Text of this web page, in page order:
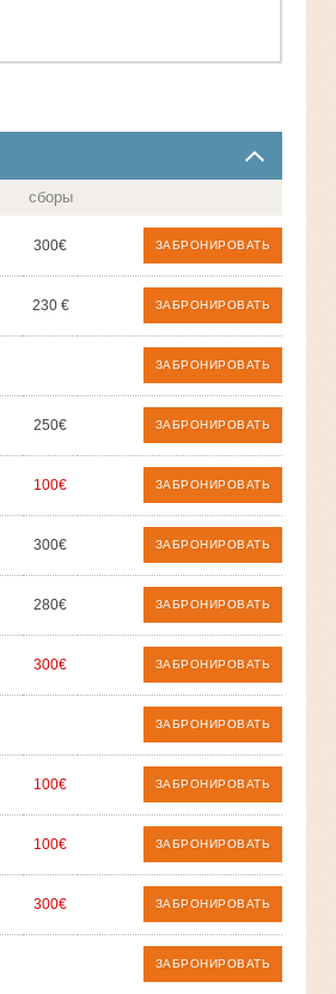
сборы
300€ ЗАБРОНИРОВАТЬ
230 € ЗАБРОНИРОВАТЬ
ЗАБРОНИРОВАТЬ
250€ ЗАБРОНИРОВАТЬ
100€ ЗАБРОНИРОВАТЬ
300€ ЗАБРОНИРОВАТЬ
280€ ЗАБРОНИРОВАТЬ
300€ ЗАБРОНИРОВАТЬ
ЗАБРОНИРОВАТЬ
100€ ЗАБРОНИРОВАТЬ
100€ ЗАБРОНИРОВАТЬ
300€ ЗАБРОНИРОВАТЬ
ЗАБРОНИРОВАТЬ